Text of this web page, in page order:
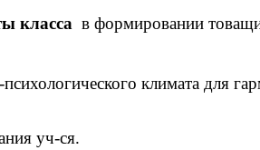
класса в формировании
климата для
уч-ся.